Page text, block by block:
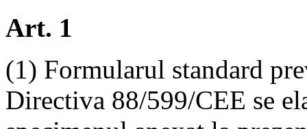
Art. 1
(1) Formularul standard
Directiva 88/599/CEE se